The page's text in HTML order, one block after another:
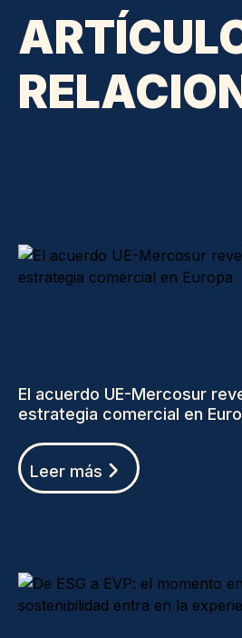
El acuerdo UE-Mercosur
estrategia comercial en
Leer más